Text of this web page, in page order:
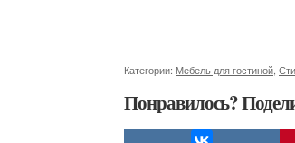
Категории: Мебель для гостиной
Понравилось?